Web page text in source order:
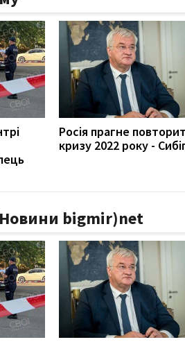
Росія прагне
кризу 2022 року -
bigmir)net